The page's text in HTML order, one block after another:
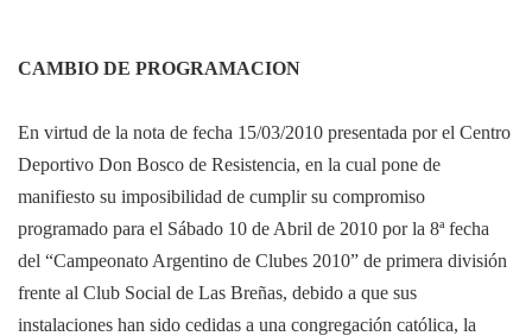
CAMBIO DE PROGRAMACION
En virtud de la nota de fecha 15/03/2010 presentada por el Centro
Deportivo Don Bosco de Resistencia, en la cual pone de
manifiesto su imposibilidad de cumplir su compromiso
programado para el Sábado 10 de Abril de 2010 por la 8ª fecha
del “Campeonato Argentino de Clubes 2010” de primera división
frente al Club Social de Las Breñas, debido a que sus
instalaciones han sido cedidas a una congregación católica, la